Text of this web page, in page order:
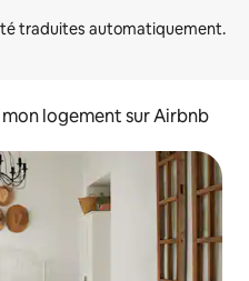
logement sur Airbnb